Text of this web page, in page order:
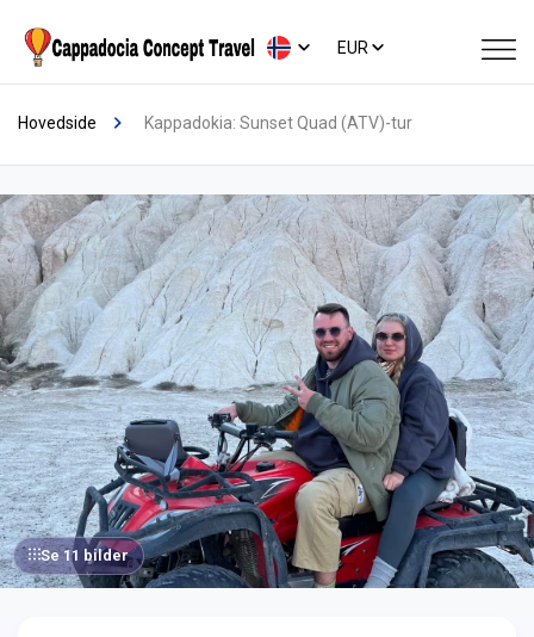
EUR
Hovedside Kappadokia: Sunset Quad (ATV)-tur
Se 11 bilder